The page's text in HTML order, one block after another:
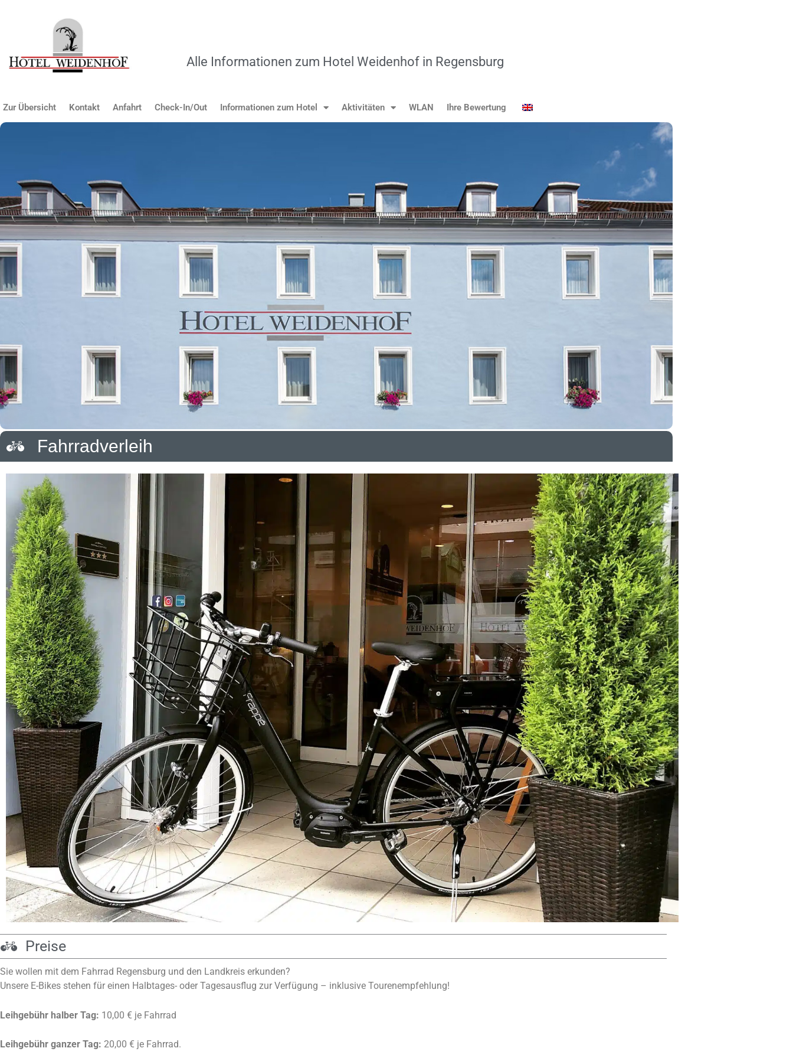
Alle Informationen zum Hotel Weidenhof in Regensburg
Zur Übersicht Kontakt Anfahrt Check-In/Out Informationen zum Hotel Aktivitäten WLAN Ihre Bewertung
Fahrradverleih
Preise
Sie wollen mit dem Fahrrad Regensburg und den Landkreis erkunden?
Unsere E-Bikes stehen für einen Halbtages- oder Tagesausflug zur Verfügung – inklusive Tourenempfehlung!
Leihgebühr halber Tag: 10,00 € je Fahrrad
Leihgebühr ganzer Tag: 20,00 € je Fahrrad.